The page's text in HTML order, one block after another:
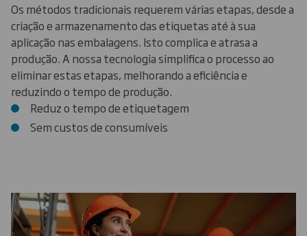
Os métodos tradicionais requerem várias etapas, desde a
criação e armazenamento das etiquetas até à sua
aplicação nas embalagens. Isto complica e atrasa a
produção. A nossa tecnologia simplifica o processo ao
eliminar estas etapas, melhorando a eficiência e
reduzindo o tempo de produção.
Reduz o tempo de etiquetagem
Sem custos de consumíveis